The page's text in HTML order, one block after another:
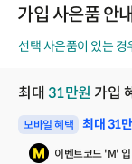
코
가입 사은품 안내
선택 사은품이 있는 경
최대 31만원 가입
모바일 혜택 최대 31
펼쳐보기
이벤트코드 'M'